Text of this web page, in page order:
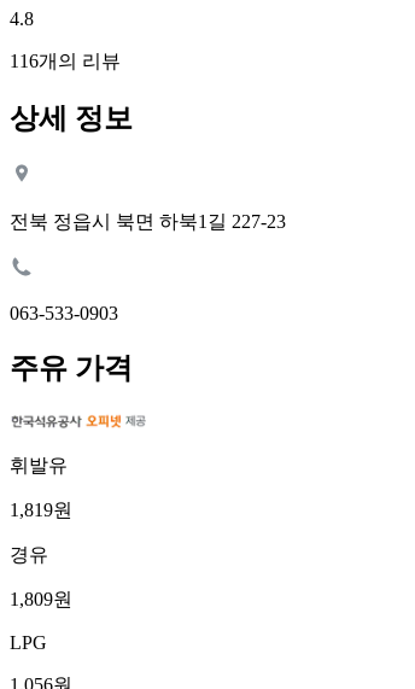
4.8
116개의 리뷰
상세 정보
전북 정읍시 북면 하북1길 227-23
063-533-0903
주유 가격
휘발유
1,819원
경유
1,809원
LPG
1,056원